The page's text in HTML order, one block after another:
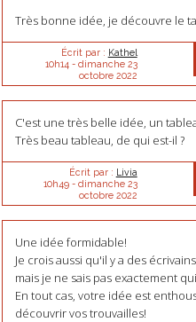
Très bonne idée, je découvre le
Écrit par : Kathel
10h14 - dimanche 23
octobre 2022
C'est une très belle idée, un
Très beau tableau, de qui est-il ?
Écrit par : Livia
10h49- dimanche 23
octobre 2022
Une idée formidable!
Je crois aussi qu'il y a des
mais je ne sais pas exactement
En tout cas, votre idée est
découvrir vos trouvailles!